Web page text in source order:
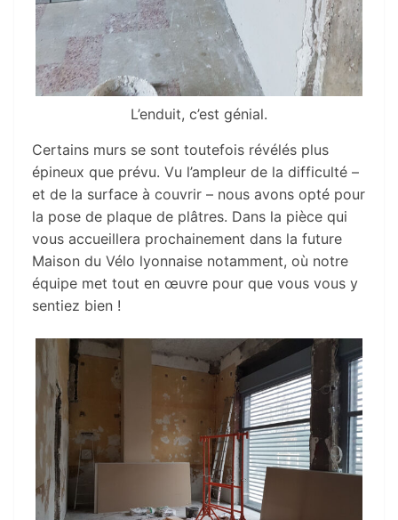
L’enduit, c’est génial.
Certains murs se sont toutefois révélés plus
épineux que prévu. Vu l’ampleur de la difficulté –
et de la surface à couvrir – nous avons opté pour
la pose de plaque de plâtres. Dans la pièce qui
vous accueillera prochainement dans la future
Maison du Vélo lyonnaise notamment, où notre
équipe met tout en œuvre pour que vous vous y
sentiez bien !